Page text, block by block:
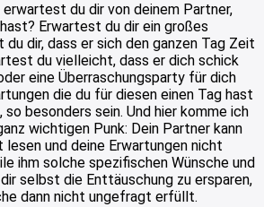
erwartest du dir von deinem Partner,
Erwartest du dir ein großes
dir, dass er sich den ganzen Tag Zeit
du vielleicht, dass er dich schick
eine Überraschungsparty für dich
die du für diesen einen Tag hast
besonders sein. Und hier komme ich
wichtigen Punk: Dein Partner kann
lesen und deine Erwartungen nicht
ihm solche spezifischen Wünsche und
selbst die Enttäuschung zu ersparen,
dann nicht ungefragt erfüllt.